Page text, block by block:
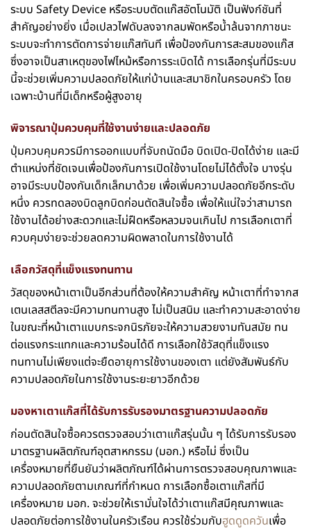
ระบบ Safety Device หรือระบบตัดแก๊สอัตโนมัติ เป็นฟังก์ชันที่
สำคัญอย่างยิ่ง เมื่อเปลวไฟดับลงจากลมพัดหรือน้ำล้นจากภาชนะ
ระบบจะทำการตัดการจ่ายแก๊สทันที เพื่อป้องกันการสะสมของแก๊ส
ซึ่งอาจเป็นสาเหตุของไฟไหม้หรือการระเบิดได้ การเลือกรุ่นที่มีระบบ
นี้จะช่วยเพิ่มความปลอดภัยให้แก่บ้านและสมาชิกในครอบครัว โดย
เฉพาะบ้านที่มีเด็กหรือผู้สูงอายุ
พิจารณาปุ่มควบคุมที่ใช้งานง่ายและปลอดภัย
ปุ่มควบคุมควรมีการออกแบบที่จับถนัดมือ บิดเปิด-ปิดได้ง่าย และมี
ตำแหน่งที่ชัดเจนเพื่อป้องกันการเปิดใช้งานโดยไม่ได้ตั้งใจ บางรุ่น
อาจมีระบบป้องกันเด็กเล็กมาด้วย เพื่อเพิ่มความปลอดภัยอีกระดับ
หนึ่ง ควรทดลองบิดลูกบิดก่อนตัดสินใจซื้อ เพื่อให้แน่ใจว่าสามารถ
ใช้งานได้อย่างสะดวกและไม่ฝืดหรือหลวมจนเกินไป การเลือกเตาที่
ควบคุมง่ายจะช่วยลดความผิดพลาดในการใช้งานได้
เลือกวัสดุที่แข็งแรงทนทาน
วัสดุของหน้าเตาเป็นอีกส่วนที่ต้องให้ความสำคัญ หน้าเตาที่ทำจากส
เตนเลสสตีลจะมีความทนทานสูง ไม่เป็นสนิม และทำความสะอาดง่าย
ในขณะที่หน้าเตาแบบกระจกนิรภัยจะให้ความสวยงามทันสมัย ทน
ต่อแรงกระแทกและความร้อนได้ดี การเลือกใช้วัสดุที่แข็งแรง
ทนทานไม่เพียงแต่จะยืดอายุการใช้งานของเตา แต่ยังสัมพันธ์กับ
ความปลอดภัยในการใช้งานระยะยาวอีกด้วย
มองหาเตาแก๊สที่ได้รับการรับรองมาตรฐานความปลอดภัย
ก่อนตัดสินใจซื้อควรตรวจสอบว่าเตาแก๊สรุ่นนั้น ๆ ได้รับการรับรอง
มาตรฐานผลิตภัณฑ์อุตสาหกรรม (มอก.) หรือไม่ ซึ่งเป็น
เครื่องหมายที่ยืนยันว่าผลิตภัณฑ์ได้ผ่านการตรวจสอบคุณภาพและ
ความปลอดภัยตามเกณฑ์ที่กำหนด การเลือกซื้อเตาแก๊สที่มี
เครื่องหมาย มอก. จะช่วยให้เรามั่นใจได้ว่าเตาแก๊สมีคุณภาพและ
ปลอดภัยต่อการใช้งานในครัวเรือน ควรใช้ร่วมกับฮูดดูดควันเพื่อ